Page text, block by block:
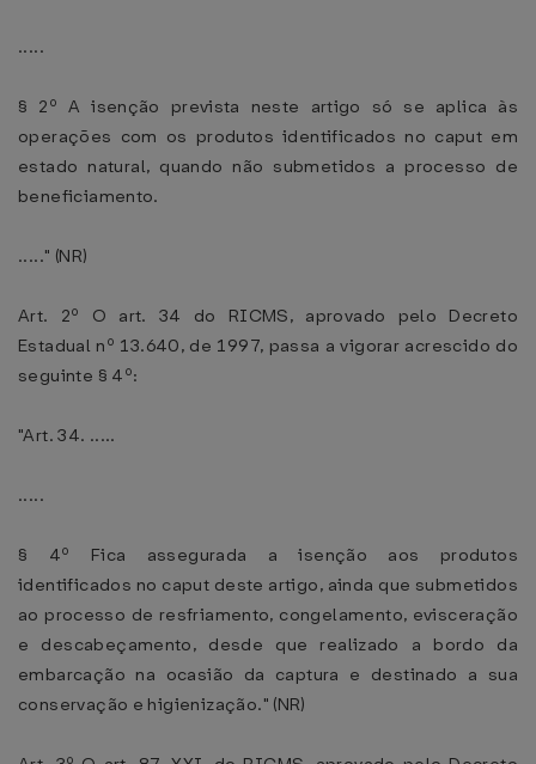
.....
§ 2º A isenção prevista neste artigo só se aplica às
operações com os produtos identificados no caput em
estado natural, quando não submetidos a processo de
beneficiamento.
....." (NR)
Art. 2º O art. 34 do RICMS, aprovado pelo Decreto
Estadual nº 13.640, de 1997, passa a vigorar acrescido do
seguinte § 4º:
"Art. 34. .....
.....
§ 4º Fica assegurada a isenção aos produtos
identificados no caput deste artigo, ainda que submetidos
ao processo de resfriamento, congelamento, evisceração
e descabeçamento, desde que realizado a bordo da
embarcação na ocasião da captura e destinado a sua
conservação e higienização." (NR)